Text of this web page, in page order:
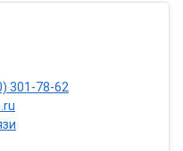
301-78-62